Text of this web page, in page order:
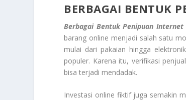
BERBAGAI BENTUK
Berbagai Bentuk Penipuan Internet
barang online menjadi salah satu
mulai dari pakaian hingga
populer. Karena itu, verifikasi
bisa terjadi mendadak.
Investasi online fiktif juga semakin